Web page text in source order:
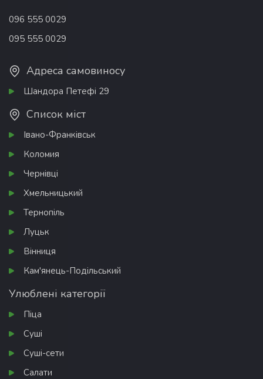
096 555 0029
095 555 0029
Адреса самовиносу
Шандора Петефі 29
Список міст
Івано-Франківськ
Коломия
Чернівці
Хмельницький
Тернопіль
Луцьк
Вінниця
Кам'янець-Подільський
Улюблені категорії
Піца
Суші
Суші-сети
Салати